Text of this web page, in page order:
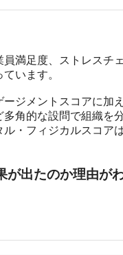
満足度、ストレスチ
います。
ジメントスコアに加
角的な設問で組織を
・フィジカルスコア
が出たのか理由が